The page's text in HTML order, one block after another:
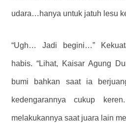
udara…hanya untuk jatuh lesu
“Ugh… Jadi begini…”
habis. “Lihat, Kaisar Agung
bumi bahkan saat ia
kedengarannya cukup
melakukannya saat juara lain